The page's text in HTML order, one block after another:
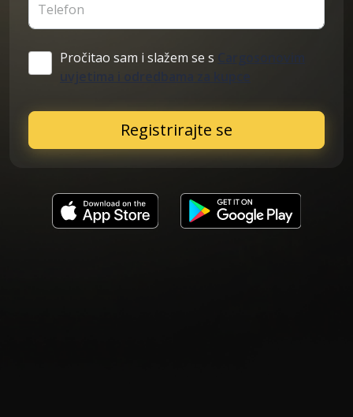
Telefon
Pročitao sam i slažem se s
Cargosonovim
Registrirajte se